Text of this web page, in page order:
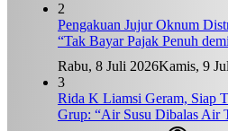
2
Pengakuan Jujur Oknum
“Tak Bayar Pajak Penuh
Rabu, 8 Juli 2026Kamis, 9
3
Rida K Liamsi Geram, Siap
Grup: “Air Susu Dibalas Air